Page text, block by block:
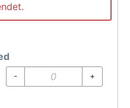
- +